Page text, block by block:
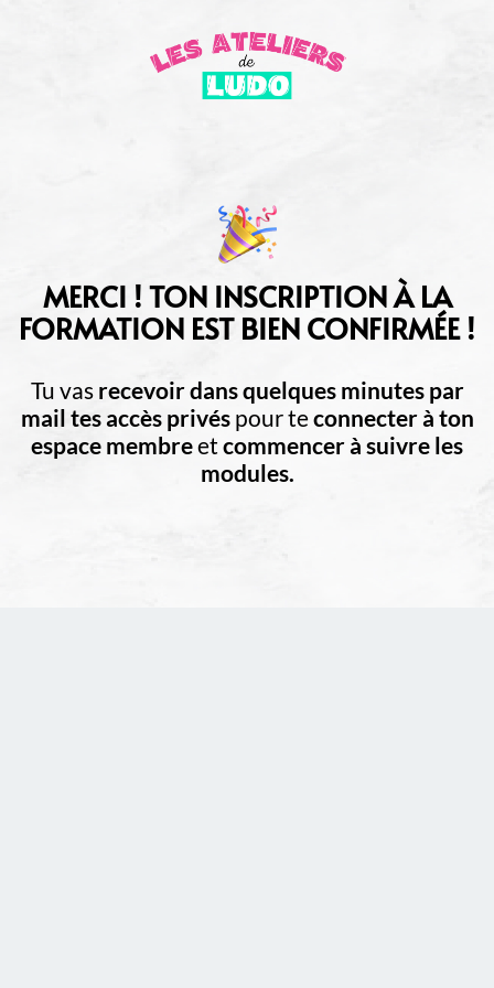
MERCI ! TON INSCRIPTION À LA
FORMATION EST BIEN CONFIRMÉE !
Tu vas recevoir dans quelques minutes par
mail tes accès privéspour teconnecter à ton
espace membreet commencer à suivre les
modules.